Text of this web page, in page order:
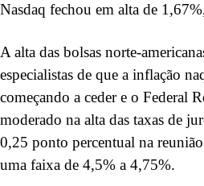
Nasdaq fechou em alta de
A alta das bolsas norte-
especialistas de que a inflação
começando a ceder e o Federal
moderado na alta das taxas de
0,25 ponto percentual na
uma faixa de 4,5% a 4,75%.